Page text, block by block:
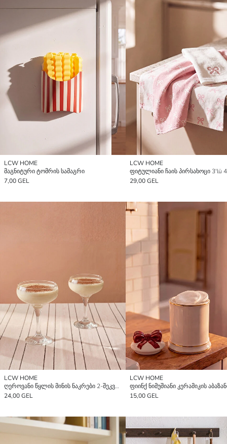
LCW HOME
მაგნიტური ტომრის სამაგრი
7,00 GEL
LCW HOME
29,00 GEL
LCW HOME
ღეროვანი წყლის მინის ნაკრები 2-შეკვრა 270 მლ
24,00 GEL
LCW HOME
15,00 GEL